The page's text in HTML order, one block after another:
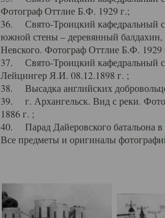
Фотограф Оттлие Б.Ф. 1929 г.;
36. Свято-Троицкий кафедральный
южной стены – деревянный балдахин,
Невского. Фотограф Оттлие Б.Ф. 1929
37. Свято-Троицкий кафедральный
Лейцингер Я.И. 08.12.1898 г. ;
38. Высадка английских
39. г. Архангельск. Вид с реки.
1886 г. ;
40. Парад Дайеровского батальона
Все предметы и оригиналы